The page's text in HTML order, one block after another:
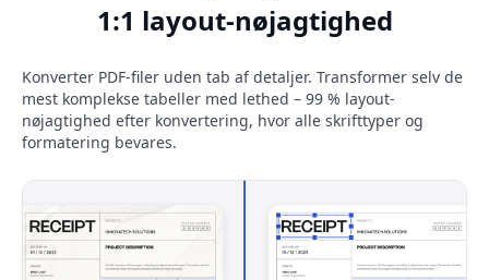
1:1 layout-nøjagtighed
Konverter PDF-filer uden tab af detaljer. Transformer selv de
mest komplekse tabeller med lethed – 99 % layout-
nøjagtighed efter konvertering, hvor alle skrifttyper og
formatering bevares.